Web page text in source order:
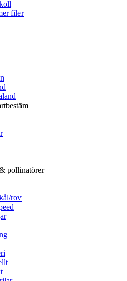
filer
pollinatörer
rov